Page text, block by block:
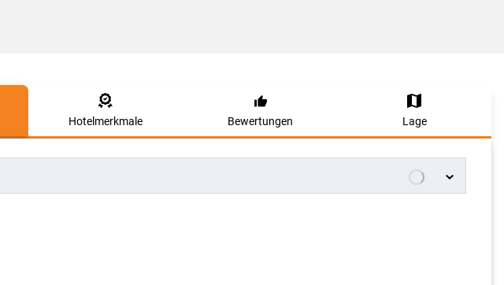
Hotelmerkmale Bewertungen Lage